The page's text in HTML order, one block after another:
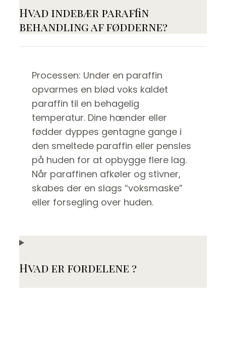
Hvad indebær paraffin
behandling af fødderne?
Processen: Under en paraffin
opvarmes en blød voks kaldet
paraffin til en behagelig
temperatur. Dine hænder eller
fødder dyppes gentagne gange i
den smeltede paraffin eller pensles
på huden for at opbygge flere lag.
Når paraffinen afkøler og stivner,
skabes der en slags “voksmaske”
eller forsegling over huden.
Hvad er fordelene ?